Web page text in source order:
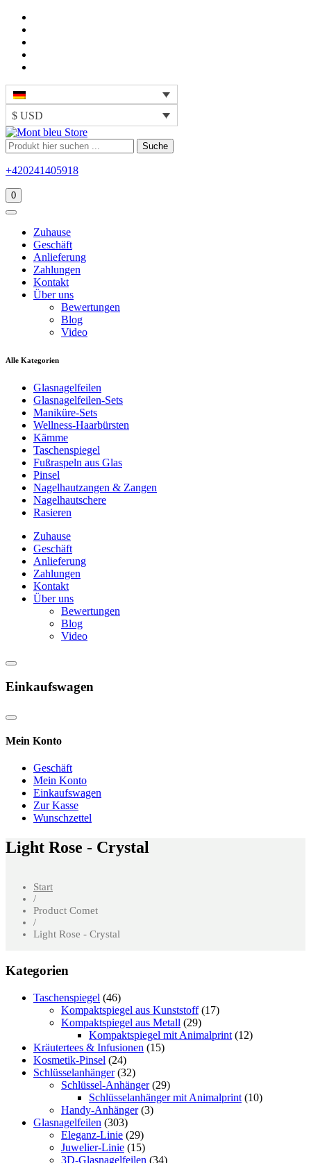
$ USD
Suche
+420241405918
0
Zuhause
Geschäft
Anlieferung
Zahlungen
Kontakt
Über uns
Bewertungen
Blog
Video
Alle Kategorien
Glasnagelfeilen
Glasnagelfeilen-Sets
Maniküre-Sets
Wellness-Haarbürsten
Kämme
Taschenspiegel
Fußraspeln aus Glas
Pinsel
Nagelhautzangen & Zangen
Nagelhautschere
Rasieren
Zuhause
Geschäft
Anlieferung
Zahlungen
Kontakt
Über uns
Bewertungen
Blog
Video
Einkaufswagen
Mein Konto
Geschäft
Mein Konto
Einkaufswagen
Zur Kasse
Wunschzettel
Light Rose - Crystal
Start
/
Product Comet
/
Light Rose - Crystal
Kategorien
Taschenspiegel (46)
Kompaktspiegel aus Kunststoff (17)
Kompaktspiegel aus Metall (29)
Kompaktspiegel mit Animalprint (12)
Kräutertees & Infusionen (15)
Kosmetik-Pinsel (24)
Schlüsselanhänger (32)
Schlüssel-Anhänger (29)
Schlüsselanhänger mit Animalprint (10)
Handy-Anhänger (3)
Glasnagelfeilen (303)
Eleganz-Linie (29)
Juwelier-Linie (15)
3D-Glasnagelfeilen (34)